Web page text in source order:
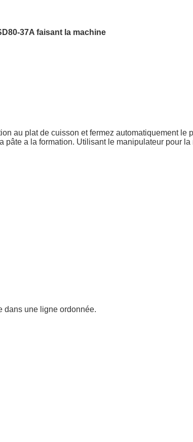
37A faisant la machine
au plat de cuisson et fermez automatiquement le
a la formation. Utilisant le manipulateur pour
dans une ligne ordonnée.